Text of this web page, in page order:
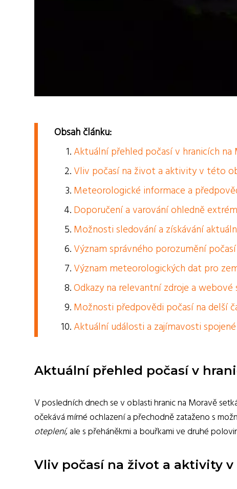
Obsah článku:
Aktuální přehled počasí v hranicích na
Vliv počasí na život a aktivity v této
Meteorologické informace a
Doporučení a varování ohledně
Možnosti sledování a získávání
Význam správného porozumění
Význam meteorologických dat pro
Odkazy na relevantní zdroje a
Možnosti předpovědi počasí na delší
Aktuální události a zajímavosti
Aktuální přehled počasí v
V posledních dnech se v oblasti hranic na Moravě
očekává mírné ochlazení a přechodně zataženo s
oteplení, ale s přeháněkmi a bouřkami ve druhé
Vliv počasí na život a aktivity